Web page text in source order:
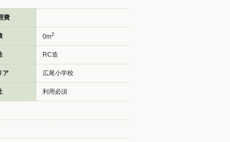
費
0m2
RC造
ア 広尾小学校
利用必須